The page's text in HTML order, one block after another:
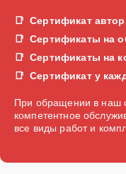
Сертификат
Сертификаты на
Сертификаты на
Сертификат у
При обращении в наш
компетентное
все виды работ и